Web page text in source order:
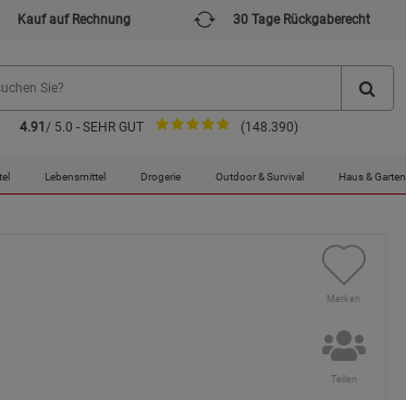
Kauf auf Rechnung 30 Tage Rückgaberecht
4.91 / 5.0 - SEHR GUT (148.390)
Lebensmittel Drogerie Outdoor & Survival Haus & Garten
4.0 kW - Funktional
Merken
Teilen